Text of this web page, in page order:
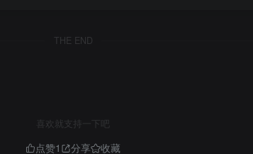
THE END
喜欢就支持一下吧
点赞1 分享 收藏